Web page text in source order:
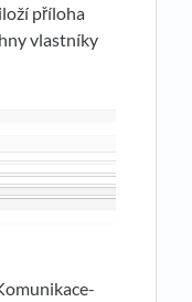
příloha
vlastníky